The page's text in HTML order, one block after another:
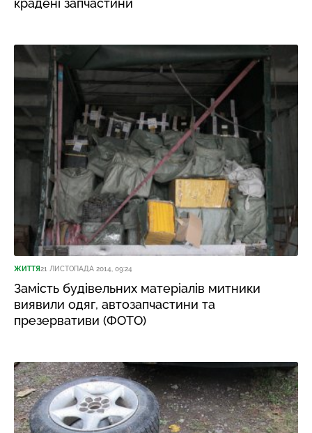
крадені запчастини
ЖИТТЯ21 ЛИСТОПАДА 2014, 09:24
Замість будівельних матеріалів митники
виявили одяг, автозапчастини та
презервативи (ФОТО)